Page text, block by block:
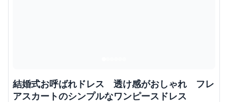
結婚式お呼ばれドレス 透け感がおしゃれ フレ
アスカートのシンプルなワンピースドレス